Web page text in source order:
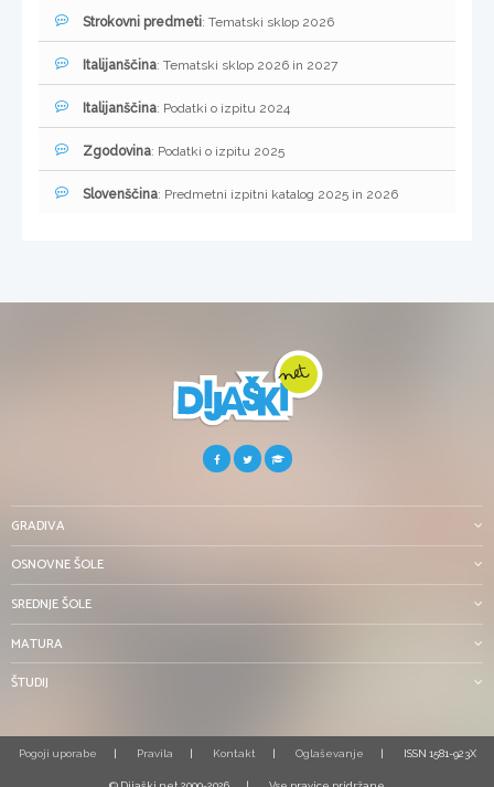
Strokovni predmeti: Tematski sklop 2026
Italijanščina: Tematski sklop 2026 in 2027
Italijanščina: Podatki o izpitu 2024
Zgodovina: Podatki o izpitu 2025
Slovenščina: Predmetni izpitni katalog 2025 in 2026
GRADIVA
OSNOVNE ŠOLE
SREDNJE ŠOLE
MATURA
ŠTUDIJ
Pogoji uporabe Pravila Kontakt Oglaševanje ISSN 1581-923X